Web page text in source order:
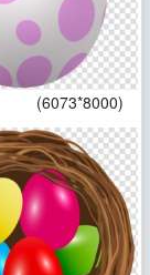
(6073*8000)